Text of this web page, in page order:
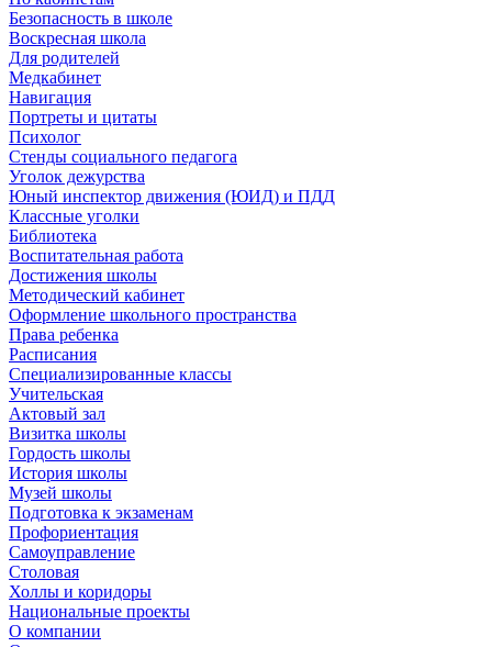
Безопасность в школе
Воскресная школа
Для родителей
Медкабинет
Навигация
Портреты и цитаты
Психолог
Стенды социального педагога
Уголок дежурства
Юный инспектор движения (ЮИД) и ПДД
Классные уголки
Библиотека
Воспитательная работа
Достижения школы
Методический кабинет
Оформление школьного пространства
Права ребенка
Расписания
Специализированные классы
Учительская
Актовый зал
Визитка школы
Гордость школы
История школы
Музей школы
Подготовка к экзаменам
Профориентация
Самоуправление
Столовая
Холлы и коридоры
Национальные проекты
О компании